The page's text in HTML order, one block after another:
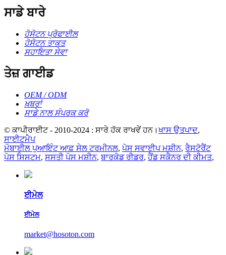
ਸਾਡੇ ਬਾਰੇ
ਹੋਸੋਟਨ ਪ੍ਰੋਫਾਈਲ
ਹੋਸੋਟਨ ਤਾਕਤ
ਸਹਾਇਤਾ ਸੇਵਾ
ਤੇਜ਼ ਗਾਈਡ
OEM / ODM
ਖ਼ਬਰਾਂ
ਸਾਡੇ ਨਾਲ ਸੰਪਰਕ ਕਰੋ
© ਕਾਪੀਰਾਈਟ - 2010-2024 : ਸਾਰੇ ਹੱਕ ਰਾਖਵੇਂ ਹਨ।ਖਾਸ ਉਤਪਾਦ,
ਸਾਈਟਮੈਪ
ਮੋਬਾਈਲ ਪੁਆਇੰਟ ਆਫ਼ ਸੇਲ ਟਰਮੀਨਲ,ਪੋਸ ਸਵਾਈਪ ਮਸ਼ੀਨ, ਰੈਸਟੋਰੈਂਟ
ਪੋਸ ਸਿਸਟਮ, ਸਸਤੀ ਪੋਸ ਮਸ਼ੀਨ,ਬਾਰਕੋਡ ਰੀਡਰ,ਹੈਂਡ ਸਕੈਨਰ ਦੀ ਕੀਮਤ,
ਈਮੇਲ
ਈਮੇਲ
market@hosoton.com